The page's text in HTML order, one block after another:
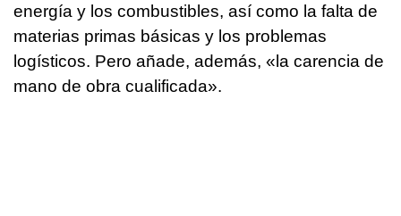
energía y los combustibles, así como la falta de
materias primas básicas y los problemas
logísticos. Pero añade, además, «la carencia de
mano de obra cualificada».